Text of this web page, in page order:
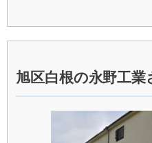
旭区白根の永野工業